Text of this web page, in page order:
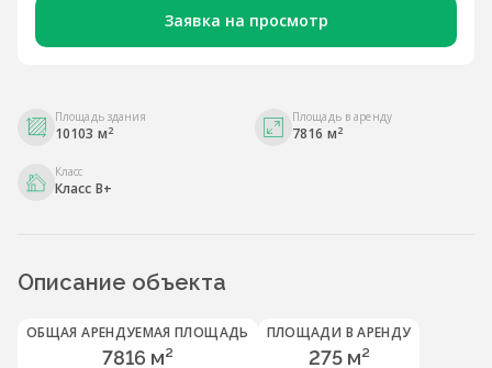
Заявка на просмотр
Площадь здания
10103 м2
Площадь в аренду
7816 м2
Класс
Класс B+
Описание объекта
ОБЩАЯ АРЕНДУЕМАЯ ПЛОЩАДЬ
7816 м²
ПЛОЩАДИ В АРЕНДУ
275 м²